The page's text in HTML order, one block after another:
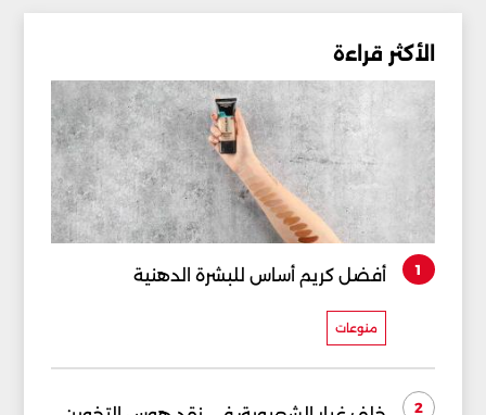
الأكثر قراءة
1 أفضل كريم أساس للبشرة الدهنية
منوعات
2